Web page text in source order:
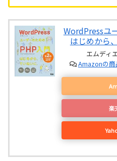
WordPressユ
はじめから
エムディ
Amazonの